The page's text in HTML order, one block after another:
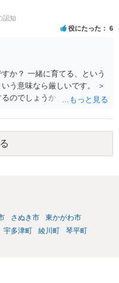
認知
役にたった 6
か？ 一緒に育てる、という
う意味なら厳しいです。 ＞
のでしょうか、 相手が認知
親として子を養う義務があり
、極端な話相手に収入がなか
の回収が難しい可能性はあ
さぬき市
東かがわ市
宇多津町 綾川町
琴平町